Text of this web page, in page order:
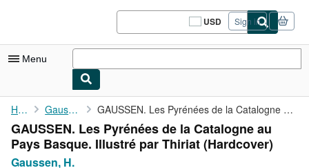
USD
Site
shopping
Sign in
Menu
My Account
My Purchases
Sign Off
Home Gaussen, H. GAUSSEN. Les Pyrénées de la Catalogne au Pays Basque. Illustré ...
GAUSSEN. Les Pyrénées de la Catalogne au
Pays Basque. Illustré par Thiriat (Hardcover)
Gaussen, H.